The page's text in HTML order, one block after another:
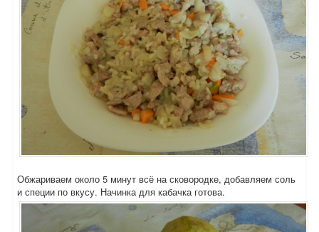
Обжариваем около 5 минут всё на сковородке, добавляем соль
и специи по вкусу. Начинка для кабачка готова.